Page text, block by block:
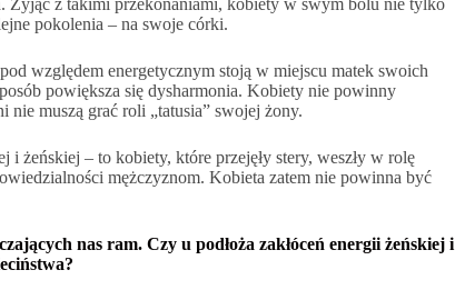
Żyjąc z takimi przekonaniami, kobiety w swym bólu nie tylko
pokolenia – na swoje córki.
względem energetycznym stoją w miejscu matek swoich
powiększa się dysharmonia. Kobiety nie powinny
muszą grać roli „tatusia” swojej żony.
i żeńskiej – to kobiety, które przejęły stery, weszły w rolę
mężczyznom. Kobieta zatem nie powinna być
nas ram. Czy u podłoża zakłóceń energii żeńskiej i